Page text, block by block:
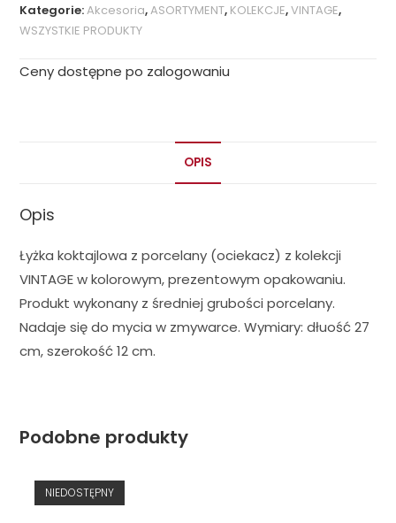
Kategorie:Akcesoria,ASORTYMENT, KOLEKCJE,VINTAGE,
WSZYSTKIE PRODUKTY
Ceny dostępne po zalogowaniu
OPIS
Opis
Łyżka koktajlowa z porcelany (ociekacz) z kolekcji
VINTAGE w kolorowym, prezentowym opakowaniu.
Produkt wykonany z średniej grubości porcelany.
Nadaje się do mycia w zmywarce. Wymiary: dłuość 27
cm, szerokość 12 cm.
Podobne produkty
NIEDOSTĘPNY